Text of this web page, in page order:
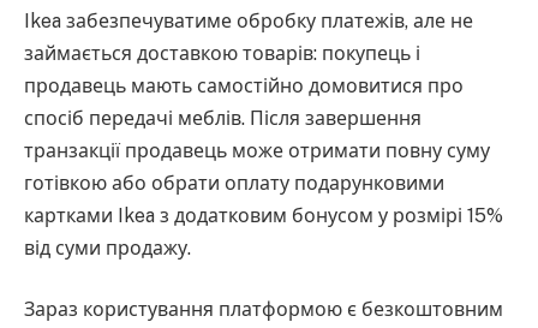
Ikea забезпечуватиме обробку платежів, але не
займається доставкою товарів: покупець і
продавець мають самостійно домовитися про
спосіб передачі меблів. Після завершення
транзакції продавець може отримати повну суму
готівкою або обрати оплату подарунковими
картками Ikea з додатковим бонусом у розмірі 15%
від суми продажу.
Зараз користування платформою є безкоштовним